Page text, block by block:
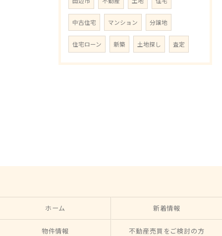
中古住宅 マンション 分譲地
住宅ローン 新築 土地探し 査定
ホーム 新着情報
物件情報 不動産売買をご検討の方